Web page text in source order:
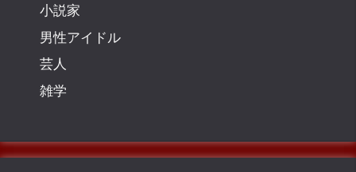
小説家
男性アイドル
芸人
雑学